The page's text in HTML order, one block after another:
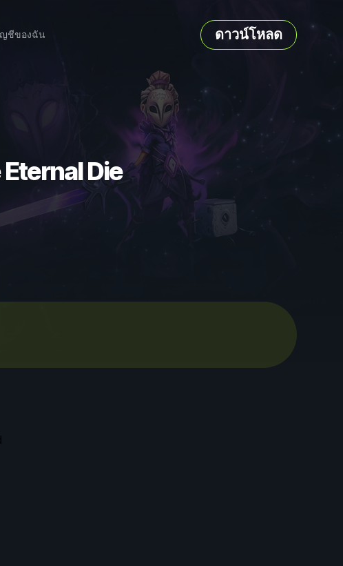
ชีของฉัน ดาวน์โหลด
Die